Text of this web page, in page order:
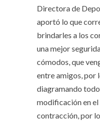
Directora de
aportó lo que
brindarles a los
una mejor
cómodos, que
entre amigos, por
diagramando
modificación en
contracción, por